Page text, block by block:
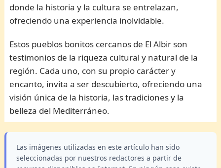
donde la historia y la cultura se entrelazan,
ofreciendo una experiencia inolvidable.
Estos pueblos bonitos cercanos de El Albir son
testimonios de la riqueza cultural y natural de la
región. Cada uno, con su propio carácter y
encanto, invita a ser descubierto, ofreciendo una
visión única de la historia, las tradiciones y la
belleza del Mediterráneo.
Las imágenes utilizadas en este artículo han sido
seleccionadas por nuestros redactores a partir de